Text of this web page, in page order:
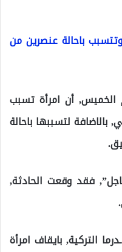
باحالة عنصرين من
الخميس, أن امرأة تسبب
بالاضافة لتسببها باحالة
فقد وقعت الحادثة,
التركية, بايقاف امرأة